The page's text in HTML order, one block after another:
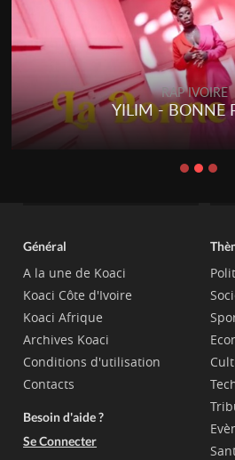
RAP IVOIRE
YILIM - BONNE
Général
A la une de Koaci
Koaci Côte d'Ivoire
Koaci Afrique
Archives Koaci
Conditions d'utilisation
Contacts
Besoin d'aide ?
Se Connecter